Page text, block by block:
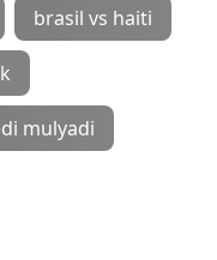
brasil vs haiti
mulyadi